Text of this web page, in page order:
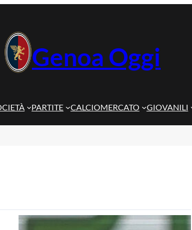
Genoa Oggi
PARTITE CALCIOMERCATO GIOVANILI